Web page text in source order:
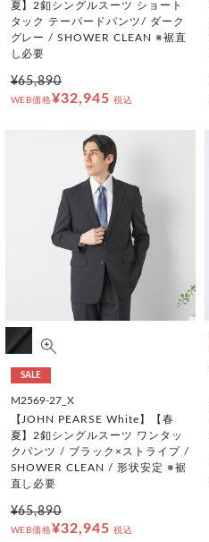
夏】2釦シングルスーツ ショート
タック テーパードパンツ/ ダーク
グレー / SHOWER CLEAN ※裾直
し必要
¥65,890
WEB価格¥32,945 税込
SALE
M2569-27_X
【JOHN PEARSE White】【春
夏】2釦シングルスーツ ワンタッ
クパンツ / ブラック×ストライプ /
SHOWER CLEAN / 形状安定 ※裾
直し必要
¥65,890
WEB価格¥32,945 税込